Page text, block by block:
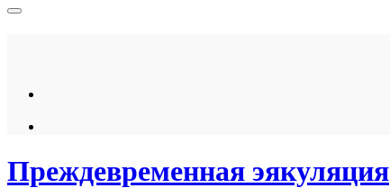
Преждевременная эякуляция